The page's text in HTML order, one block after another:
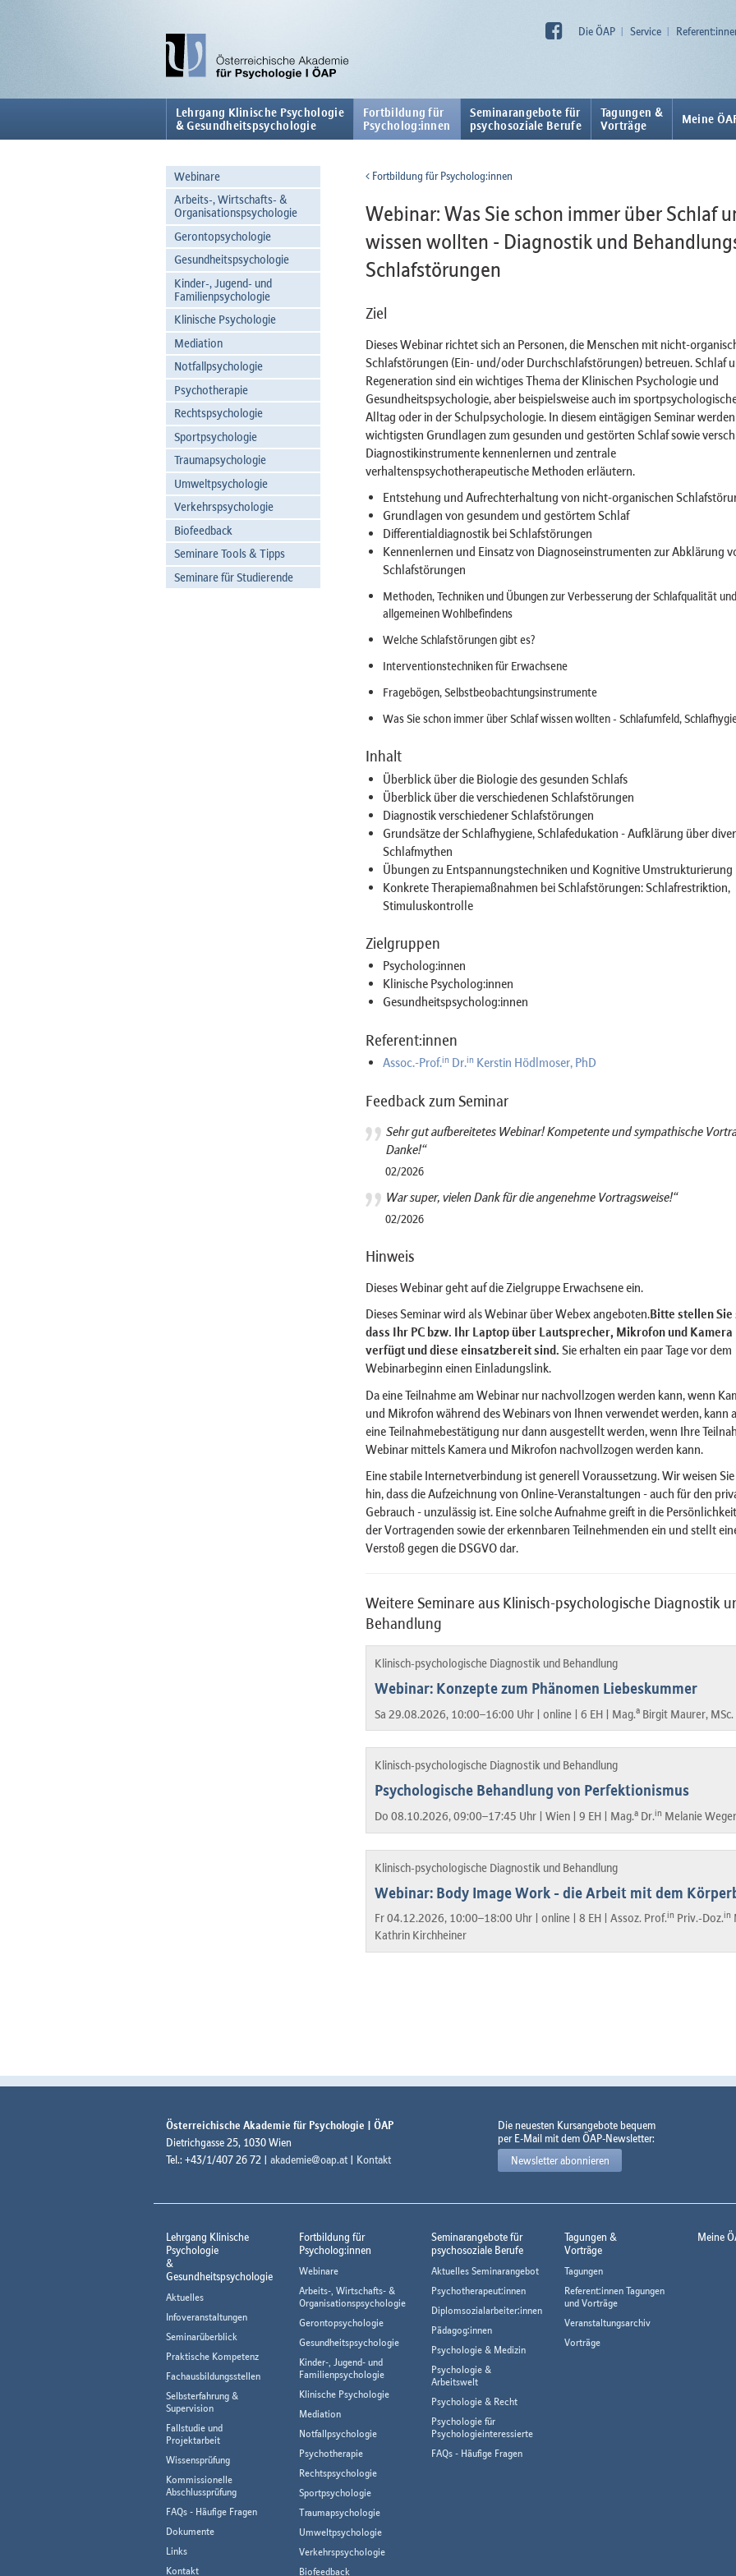
Die ÖAP Service
Lehrgang Klinische Psychologie
& Gesundheitspsychologie
Fortbildung für
Psycholog:innen
Seminarangebote für
psychosoziale Berufe
Tagungen &
Vorträge
Meine
Webinare
Arbeits-, Wirtschafts- &
Organisationspsychologie
Gerontopsychologie
Gesundheitspsychologie
Kinder-, Jugend- und
Familienpsychologie
Klinische Psychologie
Mediation
Notfallpsychologie
Psychotherapie
Rechtspsychologie
Sportpsychologie
Traumapsychologie
Umweltpsychologie
Verkehrspsychologie
Biofeedback
Seminare Tools & Tipps
Seminare für Studierende
Fortbildung für Psycholog:innen
Webinar: Was Sie schon immer über Schlaf
wissen wollten - Diagnostik und
Schlafstörungen
Ziel
Dieses Webinar richtet sich an Personen, die Menschen mit nicht-
Schlafstörungen (Ein- und/oder Durchschlafstörungen) betreuen. Schlaf
Regeneration sind ein wichtiges Thema der Klinischen Psychologie und
Gesundheitspsychologie, aber beispielsweise auch im
Alltag oder in der Schulpsychologie. In diesem eintägigen Seminar werden
wichtigsten Grundlagen zum gesunden und gestörten Schlaf sowie
Diagnostikinstrumente kennenlernen und zentrale
verhaltenspsychotherapeutische Methoden erläutern.
Entstehung und Aufrechterhaltung von nicht-organischen
Grundlagen von gesundem und gestörtem Schlaf
Differentialdiagnostik bei Schlafstörungen
Kennenlernen und Einsatz von Diagnoseinstrumenten zur Abklärung
Schlafstörungen
Methoden, Techniken und Übungen zur Verbesserung der Schlafqualität
allgemeinen Wohlbefindens
Welche Schlafstörungen gibt es?
Interventionstechniken für Erwachsene
Fragebögen, Selbstbeobachtungsinstrumente
Was Sie schon immer über Schlaf wissen wollten - Schlafumfeld,
Inhalt
Überblick über die Biologie des gesunden Schlafs
Überblick über die verschiedenen Schlafstörungen
Diagnostik verschiedener Schlafstörungen
Grundsätze der Schlafhygiene, Schlafedukation - Aufklärung über
Schlafmythen
Übungen zu Entspannungstechniken und Kognitive Umstrukturierung
Konkrete Therapiemaßnahmen bei Schlafstörungen: Schlafrestriktion,
Stimuluskontrolle
Zielgruppen
Psycholog:innen
Klinische Psycholog:innen
Gesundheitspsycholog:innen
Referent:innen
Assoc.-Prof.in Dr.in Kerstin Hödlmoser, PhD
Feedback zum Seminar
Sehr gut aufbereitetes Webinar! Kompetente und sympathische
Danke!“
02/2026
War super, vielen Dank für die angenehme Vortragsweise!“
02/2026
Hinweis
Dieses Webinar geht auf die Zielgruppe Erwachsene ein.
Dieses Seminar wird als Webinar über Webex angeboten.Bitte stellen Sie
dass Ihr PC bzw. Ihr Laptop über Lautsprecher, Mikrofon und Kamera
verfügt und diese einsatzbereit sind. Sie erhalten ein paar Tage vor dem
Webinarbeginn einen Einladungslink.
Da eine Teilnahme am Webinar nur nachvollzogen werden kann, wenn
und Mikrofon während des Webinars von Ihnen verwendet werden, kann
eine Teilnahmebestätigung nur dann ausgestellt werden, wenn Ihre
Webinar mittels Kamera und Mikrofon nachvollzogen werden kann.
Eine stabile Internetverbindung ist generell Voraussetzung. Wir weisen
hin, dass die Aufzeichnung von Online-Veranstaltungen - auch für den
Gebrauch - unzulässig ist. Eine solche Aufnahme greift in die
der Vortragenden sowie der erkennbaren Teilnehmenden ein und stellt
Verstoß gegen die DSGVO dar.
Weitere Seminare aus Klinisch-psychologische Diagnostik
Behandlung
Klinisch-psychologische Diagnostik und Behandlung
Webinar: Konzepte zum Phänomen Liebeskummer
Sa 29.08.2026, 10:00–16:00 Uhr | online | 6 EH | Mag.aBirgit Maurer, MSc.
Klinisch-psychologische Diagnostik und Behandlung
Psychologische Behandlung von Perfektionismus
Do 08.10.2026, 09:00–17:45 Uhr | Wien | 9 EH | Mag.aDr.in Melanie
Klinisch-psychologische Diagnostik und Behandlung
Webinar: Body Image Work - die Arbeit mit dem
Fr 04.12.2026, 10:00–18:00 Uhr | online | 8 EH | Assoz. Prof.in Priv.-Doz.in
Kathrin Kirchheiner
Österreichische Akademie für Psychologie | ÖAP
Dietrichgasse 25, 1030 Wien
Tel.: +43/1/407 26 72 | akademie@oap.at | Kontakt
Die neuesten Kursangebote bequem
per E-Mail mit dem ÖAP-Newsletter:
Newsletter abonnieren
Lehrgang Klinische
Psychologie
&
Gesundheitspsychologie
Aktuelles
Infoveranstaltungen
Seminarüberblick
Praktische Kompetenz
Fachausbildungsstellen
Selbsterfahrung &
Supervision
Fallstudie und
Projektarbeit
Wissensprüfung
Kommissionelle
Abschlussprüfung
FAQs - Häufige Fragen
Dokumente
Links
Kontakt
Fortbildung für
Psycholog:innen
Webinare
Arbeits-, Wirtschafts- &
Organisationspsychologie
Gerontopsychologie
Gesundheitspsychologie
Kinder-, Jugend- und
Familienpsychologie
Klinische Psychologie
Mediation
Notfallpsychologie
Psychotherapie
Rechtspsychologie
Sportpsychologie
Traumapsychologie
Umweltpsychologie
Verkehrspsychologie
Biofeedback
Seminarangebote für
psychosoziale Berufe
Aktuelles Seminarangebot
Psychotherapeut:innen
Diplomsozialarbeiter:innen
Pädagog:innen
Psychologie & Medizin
Psychologie &
Arbeitswelt
Psychologie & Recht
Psychologie für
Psychologieinteressierte
FAQs - Häufige Fragen
Tagungen &
Vorträge
Tagungen
Referent:innen Tagungen
und Vorträge
Veranstaltungsarchiv
Vorträge
Meine